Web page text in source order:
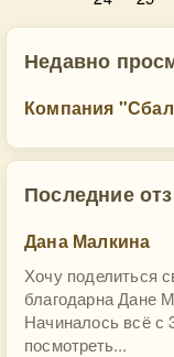
Недавно
Компания
Последние
Дана Малкина
Хочу поделиться
благодарна Дане
Начиналось всё с
посмотреть...